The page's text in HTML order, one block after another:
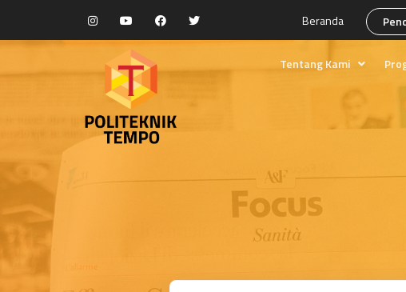
Beranda
Tentang Kami
Kebijakan Mutu
Fasilitas Pendidikan
Yayasan Rumah Edukasi